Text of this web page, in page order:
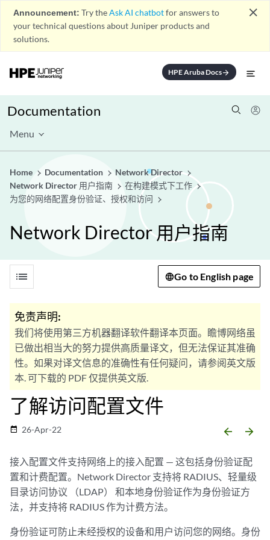
Announcement: Try theAsk AI chatbotfor answers to
your technical questions about Juniper products and
solutions.
close
HPE Aruba Docsarrow_forward
Documentation
Menu
Home Documentation
Network Director
Network Director 用户指南
在构建模式下工作
为您的网络配置身份验证、授权和访问
Network Director 用户指南
list Go to English page
免责声明:
我们将使用第三方机器翻译软件翻译本页面。瞻博网络虽
已做出相当大的努力提供高质量译文，但无法保证其准确
性。如果对译文信息的准确性有任何疑问，请参阅英文版
本. 可下载的 PDF 仅提供英文版.
了解访问配置文件
date_range 26-Apr-22 arrow_backward arrow_forward
接入配置文件支持网络上的接入配置 — 这包括身份验证配
置和计费配置。Network Director 支持将 RADIUS、轻量级
目录访问协议 （LDAP） 和本地身份验证作为身份验证方
法，并支持将 RADIUS 作为计费方法。
身份验证可防止未经授权的设备和用户访问您的网络。身份